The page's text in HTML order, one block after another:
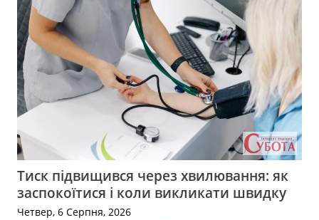
Тиск підвищився через хвилювання: як
заспокоїтися і коли викликати швидку
Четвер, 6 Серпня, 2026